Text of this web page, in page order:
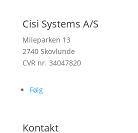
Cisi Systems A/S
Mileparken 13
2740 Skovlunde
CVR nr. 34047820
Følg
Kontakt